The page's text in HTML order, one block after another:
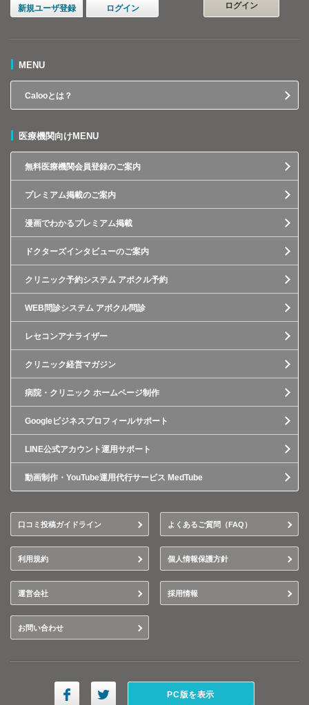
新規ユーザ登録 ログイン
ログイン
MENU
Calooとは？
医療機関向けMENU
無料医療機関会員登録のご案内
プレミアム掲載のご案内
漫画でわかるプレミアム掲載
ドクターズインタビューのご案内
クリニック予約システム アポクル予約
WEB問診システム アポクル問診
レセコンアナライザー
クリニック経営マガジン
病院・クリニック ホームページ制作
Googleビジネスプロフィールサポート
LINE公式アカウント運用サポート
動画制作・YouTube運用代行サービス MedTube
口コミ投稿ガイドライン よくあるご質問（FAQ）
利用規約 個人情報保護方針
運営会社 採用情報
お問い合わせ
PC版を表示